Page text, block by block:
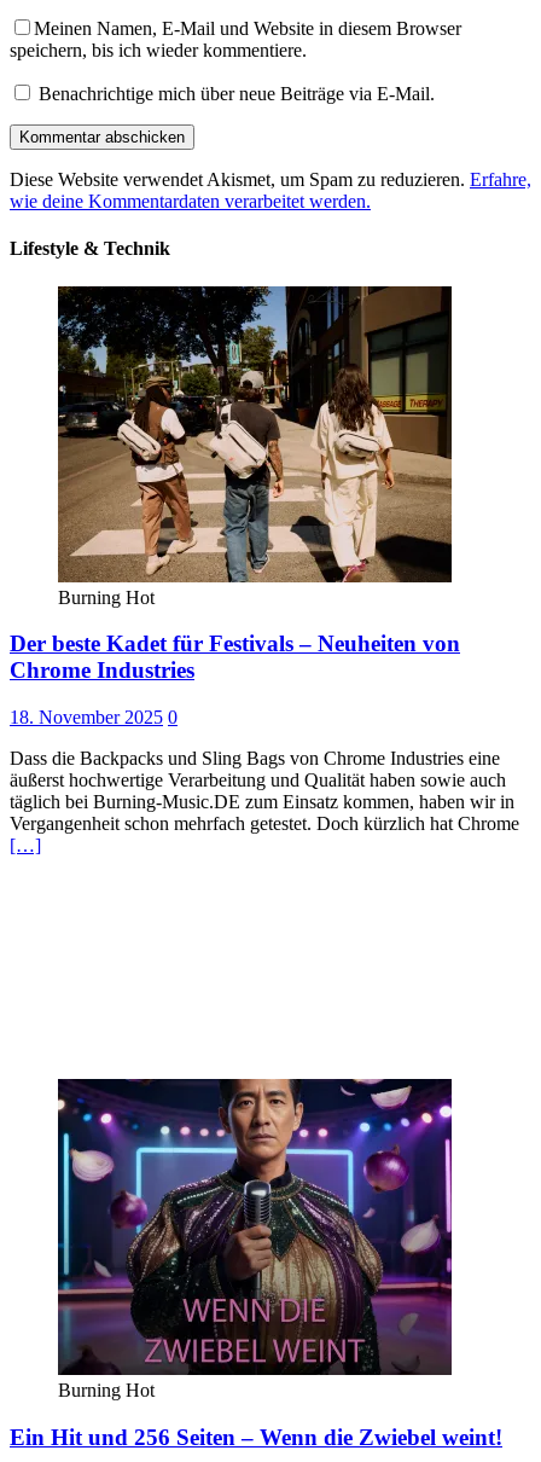
Meinen Namen, E-Mail und Website in diesem Browser
speichern, bis ich wieder kommentiere.
Benachrichtige mich über neue Beiträge via E-Mail.
Diese Website verwendet Akismet, um Spam zu reduzieren. Erfahre,
wie deine Kommentardaten verarbeitet werden.
Lifestyle & Technik
Burning Hot
Der beste Kadet für Festivals – Neuheiten von
Chrome Industries
18. November 2025 0
Dass die Backpacks und Sling Bags von Chrome Industries eine
äußerst hochwertige Verarbeitung und Qualität haben sowie auch
täglich bei Burning-Music.DE zum Einsatz kommen, haben wir in
Vergangenheit schon mehrfach getestet. Doch kürzlich hat Chrome
[…]
Burning Hot
Ein Hit und 256 Seiten – Wenn die Zwiebel weint!